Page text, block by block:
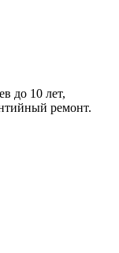
до 10 лет,
ремонт.